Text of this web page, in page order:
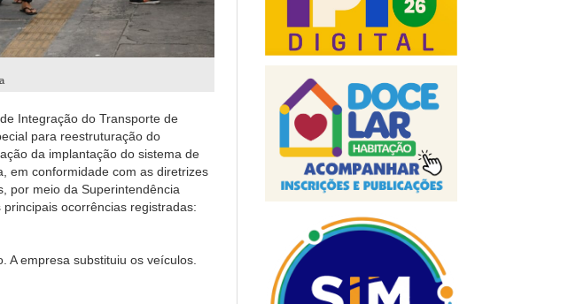
Integração do Transporte de
para reestruturação do
da implantação do sistema de
em conformidade com as diretrizes
por meio da Superintendência
ocorrências registradas:
A empresa substituiu os veículos.